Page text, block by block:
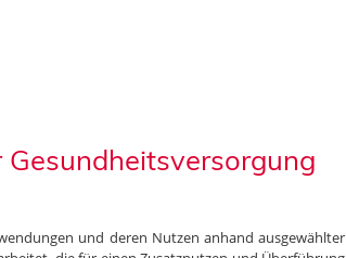
und deren Nutzen anhand ausgewählter